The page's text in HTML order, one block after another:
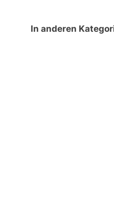
In anderen